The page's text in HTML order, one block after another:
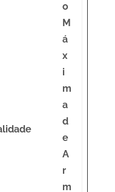
o
M
á
x
i
m
a
d
e
A
r
m